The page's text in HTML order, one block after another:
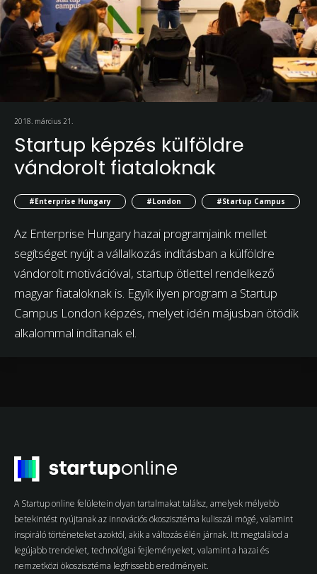
2018. március 21.
Startup képzés külföldre
vándorolt fiataloknak
#Enterprise Hungary #London #Startup Campus
Az Enterprise Hungary hazai programjaink mellet
segítséget nyújt a vállalkozás indításban a külföldre
vándorolt motivációval, startup ötlettel rendelkező
magyar fiataloknak is. Egyik ilyen program a Startup
Campus London képzés, melyet idén májusban ötödik
alkalommal indítanak el.
A Startup online felületein olyan tartalmakat találsz, amelyek mélyebb
betekintést nyújtanak az innovációs ökoszisztéma kulisszái mögé, valamint
inspiráló történeteket azoktól, akik a változás élén járnak. Itt megtalálod a
legújabb trendeket, technológiai fejleményeket, valamint a hazai és
nemzetközi ökoszisztéma legfrissebb eredményeit.